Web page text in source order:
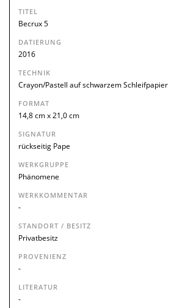
TITEL
Becrux 5
DATIERUNG
2016
TECHNIK
Crayon/Pastell auf schwarzem Schleifpapier
FORMAT
14,8 cm x 21,0 cm
SIGNATUR
rückseitig Pape
WERKGRUPPE
Phänomene
WERKKOMMENTAR
-
STANDORT / BESITZ
Privatbesitz
PROVENIENZ
-
LITERATUR
-